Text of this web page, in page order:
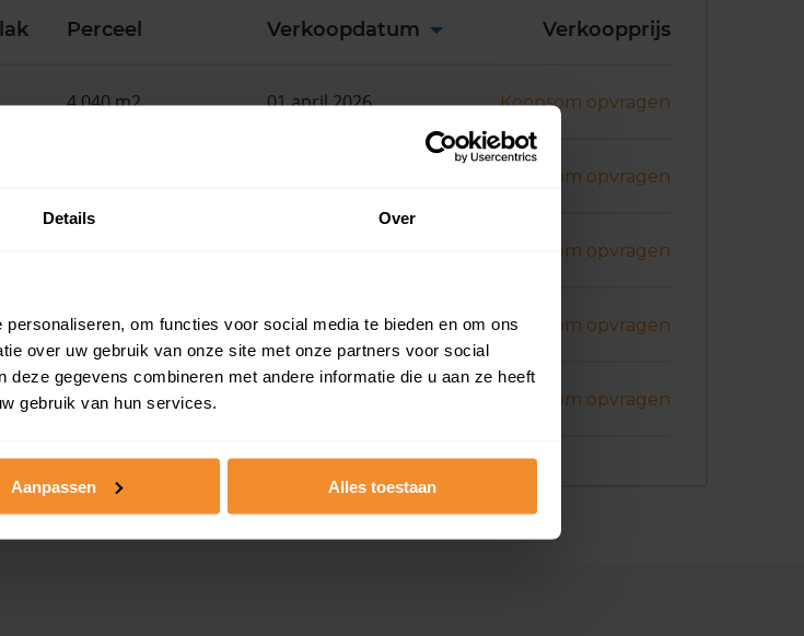
Details Over
om functies voor social media te bieden en om ons
over uw gebruik van onze site met onze partners voor social
gegevens combineren met andere informatie die u aan ze heeft
gebruik van hun services.
Aanpassen Alles toestaan
Perceel Verkoopdatum Verkoopprijs
4.040 m2 01 april 2026 Koopsom opvragen
Koopsom opvragen
Koopsom opvragen
275 m2 19 februari 2026 Koopsom opvragen
1.050 m2 Koopsom opvragen